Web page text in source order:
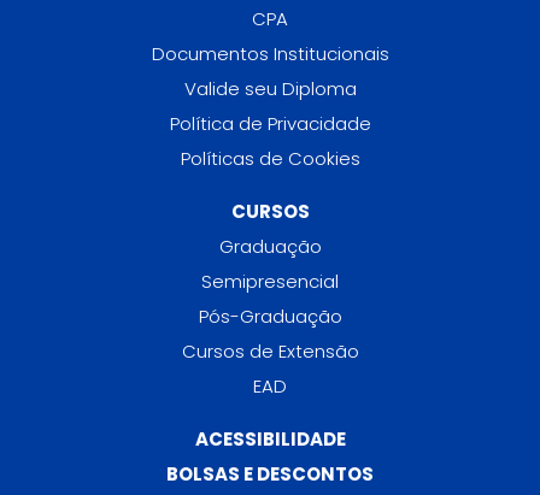
CPA
Documentos Institucionais
Valide seu Diploma
Política de Privacidade
Políticas de Cookies
CURSOS
Graduação
Semipresencial
Pós-Graduação
Cursos de Extensão
EAD
ACESSIBILIDADE
BOLSAS E DESCONTOS